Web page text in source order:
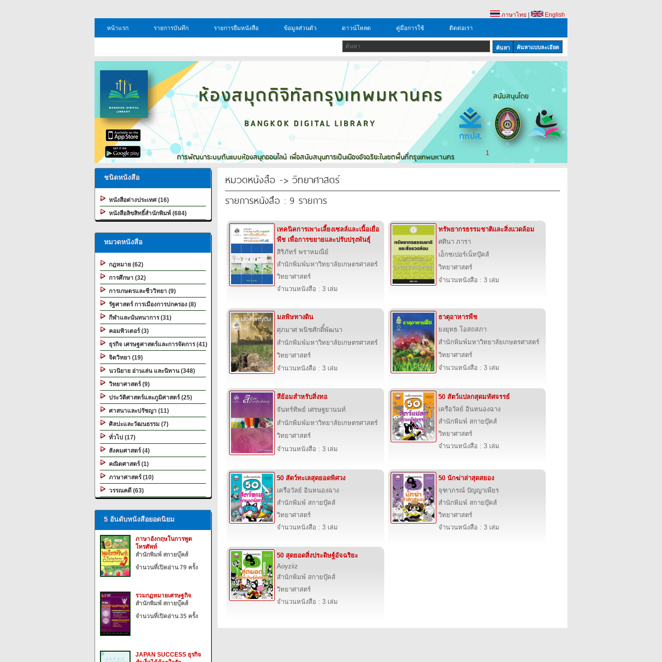
ภาษาไทย
English
หน้าแรก
รายการบันทึก รายการยืมหนังสือ ข้อมูลส่วนตัว ดาวน์โหลด คู่มือการใช้ ติดต่อเรา
ค้นหาแบบละเอียด
1
ชนิดหนังสือ
หนังสือต่างประเทศ (16)
หนังสือลิขสิทธิ์สำนักพิมพ์ (684)
หมวดหนังสือ
กฎหมาย (62)
การศึกษา (32)
การเกษตรและชีววิทยา (9)
รัฐศาสตร์ การเมืองการปกครอง (8)
กีฬาและนันทนาการ (31)
คอมพิวเตอร์ (3)
ธุรกิจ เศรษฐศาสตร์และการจัดการ (41)
จิตวิทยา (19)
นวนิยาย อ่านเล่น และนิทาน (348)
วิทยาศาสตร์ (9)
ประวัติศาสตร์และภูมิศาสตร์ (25)
ศาสนาและปรัชญา (11)
ศิลปะและวัฒนธรรม (7)
ทั่วไป (17)
สังคมศาสตร์ (4)
คณิตศาสตร์ (1)
ภาษาศาสตร์ (10)
วรรณคดี (63)
5 อันดับหนังสือยอดนิยม
ภาษาอังกฤษในการพูด
โทรศัพท์
สำนักพิมพ์ สกายบุ๊คส์
จำนวนที่เปิดอ่าน 79 ครั้ง
รวมกฏหมายเศรษฐกิจ
สำนักพิมพ์ สกายบุ๊คส์
จำนวนที่เปิดอ่าน 35 ครั้ง
JAPAN SUCCESS ธุรกิจ
หมวดหนังสือ -> วิทยาศาสตร์
รายการหนังสือ : 9 รายการ
เทคนิคการเพาะเลี้ยงเซลล์และเนื้อเยื่อ
พืช เพื่อการขยายและปรับปรุงพันธุ์
สิริภัทร์ พราหมณีย์
สำนักพิมพ์มหาวิทยาลัยเกษตรศาสตร์
วิทยาศาสตร์
จำนวนหนังสือ : 3 เล่ม
ทรัพยากรธรรมชาติและสิ่งแวดล้อม
ศศินา ภารา
เอ็กซเปอร์เน็ทบุ๊คส์
วิทยาศาสตร์
จำนวนหนังสือ : 3 เล่ม
มลพิษทางดิน
ศุภมาศ พนิชศักดิ์์พัฒนา
สำนักพิมพ์มหาวิทยาลัยเกษตรศาสตร์
วิทยาศาสตร์
จำนวนหนังสือ : 3 เล่ม
ธาตุอาหารพืช
ยงยุทธ โอสถสภา
สำนักพิมพ์มหาวิทยาลัยเกษตรศาสตร์
วิทยาศาสตร์
จำนวนหนังสือ : 3 เล่ม
สีย้อมสำหรับสิ่งทอ
จันทร์ทิพย์ เศรษฐยานนท์
สำนักพิมพ์มหาวิทยาลัยเกษตรศาสตร์
วิทยาศาสตร์
จำนวนหนังสือ : 3 เล่ม
50 สัตว์แปลกสุดมหัศจรรย์
เครือวัลย์ อินหนองฉาง
สำนักพิมพ์ สกายบุ๊คส์
วิทยาศาสตร์
จำนวนหนังสือ : 3 เล่ม
50 สัตว์ทะเลสุดยอดพิศวง
เครือวัลย์ อินหนองฉาง
สำนักพิมพ์ สกายบุ๊คส์
วิทยาศาสตร์
จำนวนหนังสือ : 3 เล่ม
50 นักฆ่าล่าสุดสยอง
จุฑาภรณ์ ปัญญาเพียร
สำนักพิมพ์ สกายบุ๊คส์
วิทยาศาสตร์
จำนวนหนังสือ : 3 เล่ม
50 สุดยอดสิ่งประดิษฐ์อัจฉริยะ
Aoyziiz
สำนักพิมพ์ สกายบุ๊คส์
วิทยาศาสตร์
จำนวนหนังสือ : 3 เล่ม